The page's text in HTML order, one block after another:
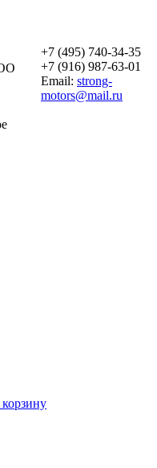
+7 (495) 740-34-35
+7 (916) 987-63-01
Email: strong-
motors@mail.ru